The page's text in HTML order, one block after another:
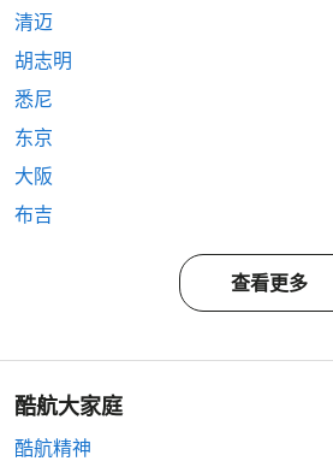
清迈
胡志明
悉尼
东京
大阪
布吉
查看更多
酷航大家庭
酷航精神